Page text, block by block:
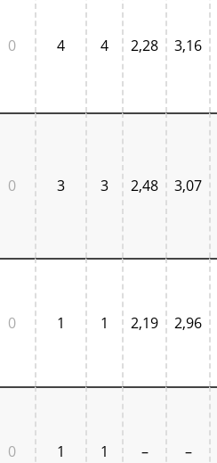
0 4 4 2,28 3,16
0 3 3 2,48 3,07
0 1 1 2,19 2,96
0 1 1 – –